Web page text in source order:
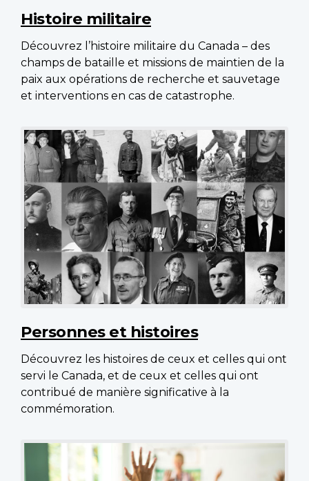
Histoire militaire
Découvrez l’histoire militaire du Canada – des
champs de bataille et missions de maintien de la
paix aux opérations de recherche et sauvetage
et interventions en cas de catastrophe.
Personnes et histoires
Découvrez les histoires de ceux et celles qui ont
servi le Canada, et de ceux et celles qui ont
contribué de manière significative à la
commémoration.